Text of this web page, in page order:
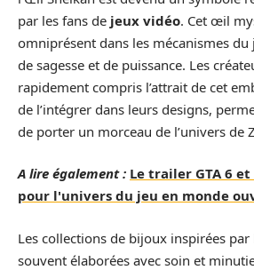
par les fans de jeux vidéo. Cet œil
omniprésent dans les mécanismes
de sagesse et de puissance. Les
rapidement compris l’attrait de cet
de l’intégrer dans leurs designs,
de porter un morceau de l’univers de
A lire également : Le trailer GTA 6
pour l'univers du jeu en monde
Les collections de bijoux inspirées
souvent élaborées avec soin et